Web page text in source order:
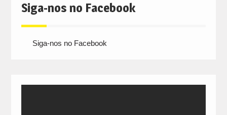
Siga-nos no Facebook
Siga-nos no Facebook